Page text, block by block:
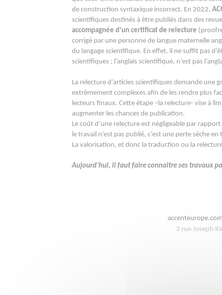
de construction syntaxique incorrect. En 2022,
scientifiques destinés à être publiés dans des
accompagnée d’un certificat de relecture
corrigé par une personne de langue maternelle
du langage scientifique. En effet, il ne suffit pas
scientifiques ; l’anglais scientifique, n’est pas
La relecture d’articles scientifiques demande
extrêmement complexes afin de les rendre plus
lecteurs finaux. Cette étape –la relecture- vise à
augmenter les chances de publication.
Le coût d’une relecture est négligeable par
le travail n’est pas publié, c’est une perte sèche
La valorisation, et donc la traduction ou la
Aujourd‘hui, il faut faire connaitre ses travaux
3 rue Joseph